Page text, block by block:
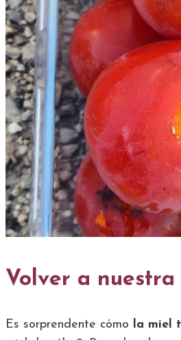
Volver a
Es sorprendente cómo la miel